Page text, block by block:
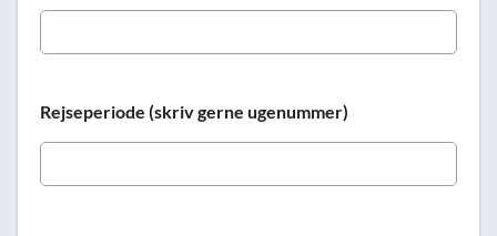
Rejseperiode (skriv gerne ugenummer)